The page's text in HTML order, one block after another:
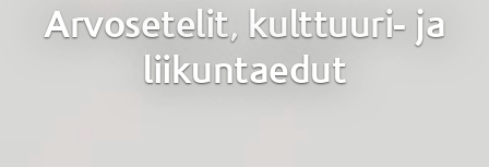
Arvosetelit, kulttuuri- ja
liikuntaedut